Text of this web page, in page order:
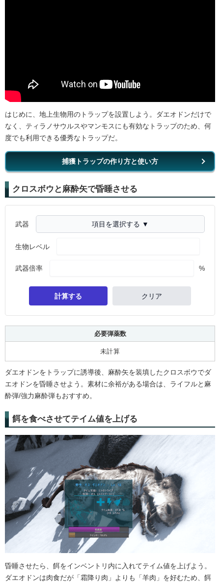
はじめに、地上生物用のトラップを設置しよう。ダエオドンだけで
なく、ティラノサウルスやマンモスにも有効なトラップのため、何
度でも利用できる優秀なトラップだ。
捕獲トラップの作り方と使い方
クロスボウと麻酔矢で昏睡させる
武器 項目を選択する ▼
生物レベル
武器倍率 %
計算する クリア
必要弾薬数
未計算
ダエオドンをトラップに誘導後、麻酔矢を装填したクロスボウでダ
エオドンを昏睡させよう。素材に余裕がある場合は、ライフルと麻
酔弾/強力麻酔弾もおすすめ。
餌を食べさせてテイム値を上げる
昏睡させたら、餌をインベントリ内に入れてテイム値を上げよう。
ダエオドンは肉食だが「霜降り肉」よりも「羊肉」を好むため、餌